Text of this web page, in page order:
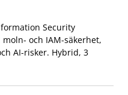
Security
och IAM-säkerhet,
AI-risker. Hybrid, 3